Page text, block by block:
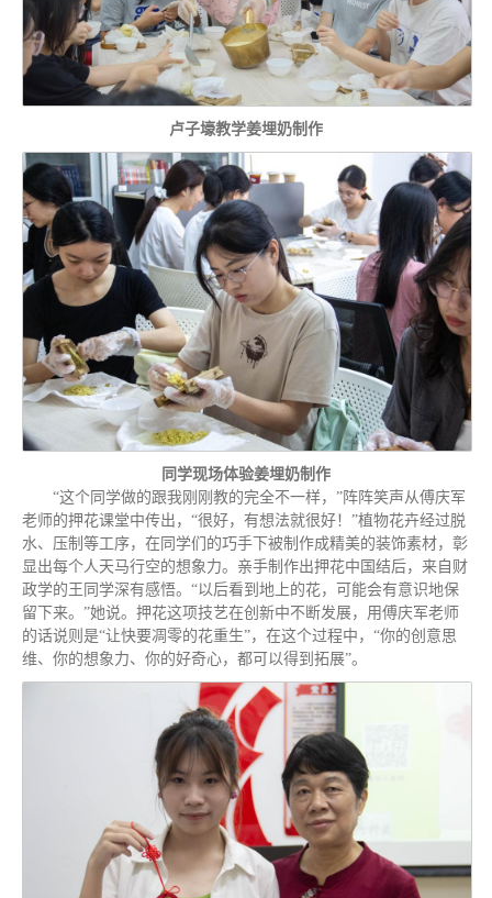
卢子壕教学姜埋奶制作
同学现场体验姜埋奶制作
“这个同学做的跟我刚刚教的完全不一样，”阵阵笑声从傅庆军
老师的押花课堂中传出，“很好，有想法就很好！”植物花卉经过脱
水、压制等工序，在同学们的巧手下被制作成精美的装饰素材，彰
显出每个人天马行空的想象力。亲手制作出押花中国结后，来自财
政学的王同学深有感悟。“以后看到地上的花，可能会有意识地保
留下来。”她说。押花这项技艺在创新中不断发展，用傅庆军老师
的话说则是“让快要凋零的花重生”，在这个过程中，“你的创意思
维、你的想象力、你的好奇心，都可以得到拓展”。